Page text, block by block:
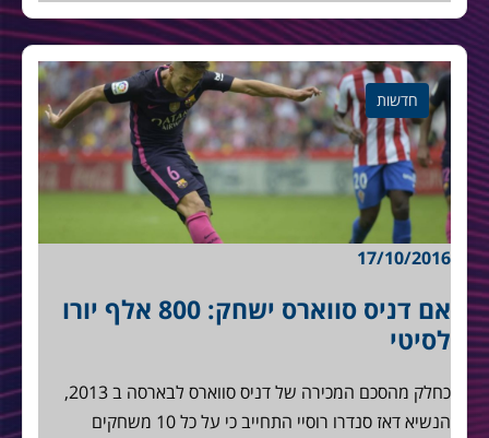
חדשות
17/10/2016
אם דניס סווארס ישחק: 800 אלף יורו
לסיטי
כחלק מהסכם המכירה של דניס סווארס לבארסה ב 2013,
הנשיא דאז סנדרו רוסיי התחייב כי על כל 10 משחקים